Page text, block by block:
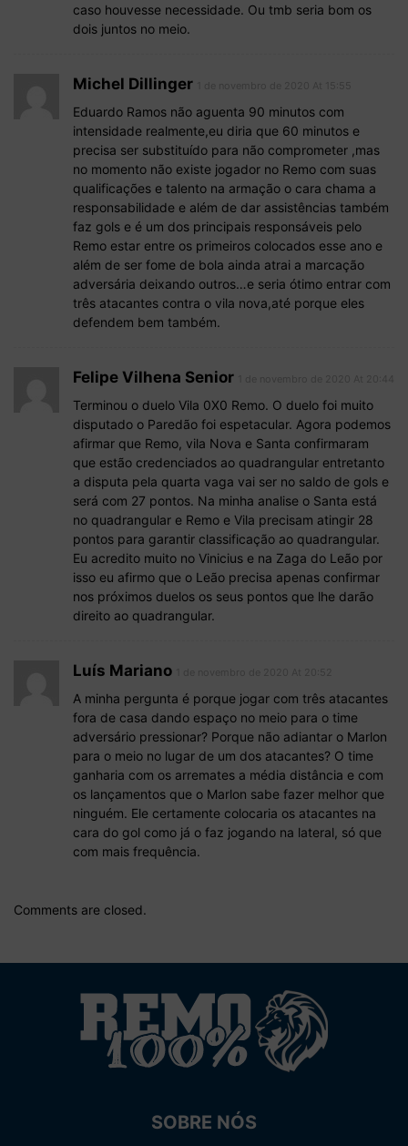
caso houvesse necessidade. Ou tmb seria bom os
dois juntos no meio.
Michel Dillinger
Eduardo Ramos não aguenta 90 minutos com
intensidade realmente,eu diria que 60 minutos e
precisa ser substituído para não comprometer ,mas
no momento não existe jogador no Remo com suas
qualificações e talento na armação o cara chama a
responsabilidade e além de dar assistências também
faz gols e é um dos principais responsáveis pelo
Remo estar entre os primeiros colocados esse ano e
além de ser fome de bola ainda atrai a marcação
adversária deixando outros…e seria ótimo entrar com
três atacantes contra o vila nova,até porque eles
defendem bem também.
Felipe Vilhena Senior
Terminou o duelo Vila 0X0 Remo. O duelo foi muito
disputado o Paredão foi espetacular. Agora podemos
afirmar que Remo, vila Nova e Santa confirmaram
que estão credenciados ao quadrangular entretanto
a disputa pela quarta vaga vai ser no saldo de gols e
será com 27 pontos. Na minha analise o Santa está
no quadrangular e Remo e Vila precisam atingir 28
pontos para garantir classificação ao quadrangular.
Eu acredito muito no Vinicius e na Zaga do Leão por
isso eu afirmo que o Leão precisa apenas confirmar
nos próximos duelos os seus pontos que lhe darão
direito ao quadrangular.
Luís Mariano
A minha pergunta é porque jogar com três atacantes
fora de casa dando espaço no meio para o time
adversário pressionar? Porque não adiantar o Marlon
para o meio no lugar de um dos atacantes? O time
ganharia com os arremates a média distância e com
os lançamentos que o Marlon sabe fazer melhor que
ninguém. Ele certamente colocaria os atacantes na
cara do gol como já o faz jogando na lateral, só que
com mais frequência.
Comments are closed.
SOBRE NÓS